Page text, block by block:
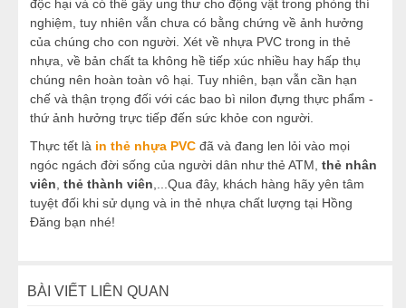
độc hại và có thể gây ung thư cho động vật trong phòng thí
nghiệm, tuy nhiên vẫn chưa có bằng chứng về ảnh hưởng
của chúng cho con người. Xét về nhựa PVC trong in thẻ
nhựa, về bản chất ta không hề tiếp xúc nhiều hay hấp thụ
chúng nên hoàn toàn vô hại. Tuy nhiên, bạn vẫn cần hạn
chế và thận trọng đối với các bao bì nilon đựng thực phẩm -
thứ ảnh hưởng trực tiếp đến sức khỏe con người.
Thực tết là in thẻ nhựa PVC đã và đang len lỏi vào mọi
ngóc ngách đời sống của người dân như thẻ ATM, thẻ nhân
viên thẻ thành viên ,...Qua đây, khách hàng hãy yên tâm
tuyệt đối khi sử dụng và in thẻ nhựa chất lượng tại Hồng
Đăng bạn nhé!
BÀI VIẾT LIÊN QUAN